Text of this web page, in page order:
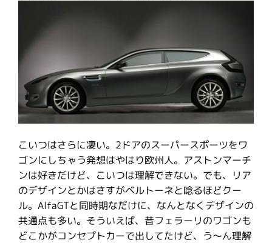
こいつはさらに凄い。2ドアのスーパースポーツをワ
ゴンにしちゃう発想はやはり欧州人。アストンマーチ
ンは好きだけど、こいつは理解できない。でも、リア
のデザインとかはさすがベルトーネと唸るほどクー
ル。AlfaGTと同時期なだけに、なんとなくデザインの
共通点も多い。そういえば、昔フェラーリのワゴンも
どこかがコンセプトカーで出してたけど、う〜ん理解